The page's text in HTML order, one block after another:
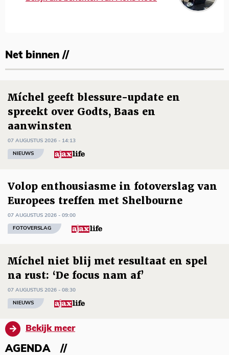
Net binnen //
Míchel geeft blessure-update en
spreekt over Godts, Baas en
aanwinsten
07 AUGUSTUS 2026 - 14:13
NIEUWS
Volop enthousiasme in fotoverslag van
Europees treffen met Shelbourne
07 AUGUSTUS 2026 - 09:00
FOTOVERSLAG
Míchel niet blij met resultaat en spel
na rust: ‘De focus nam af’
07 AUGUSTUS 2026 - 08:30
NIEUWS
Bekijk meer
AGENDA